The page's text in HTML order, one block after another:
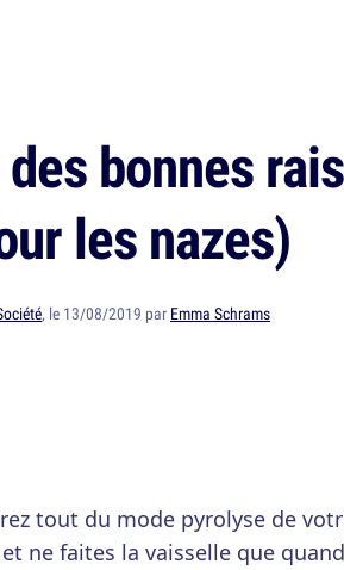
des bonnes
les nazes)
, le 13/08/2019 par Emma Schrams
tout du mode pyrolyse de
ne faites la vaisselle que